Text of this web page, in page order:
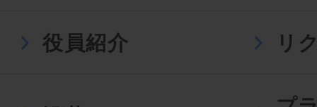
役員紹介 リ